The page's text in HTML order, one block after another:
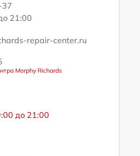
37
21:00
repair-center.ru
Morphy Richards
до 21:00